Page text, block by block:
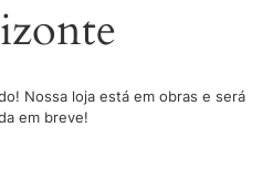
Nossa loja está em obras e será
em breve!